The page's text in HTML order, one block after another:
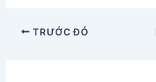
TRƯỚC ĐÓ